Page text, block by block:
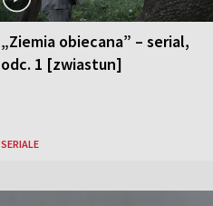
„Ziemia obiecana” – serial,
odc. 1 [zwiastun]
SERIALE